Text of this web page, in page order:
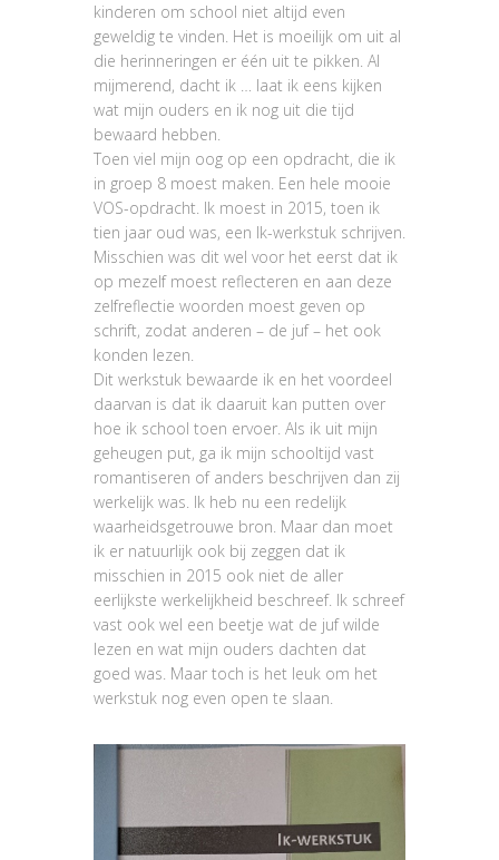
kinderen om school niet altijd even
geweldig te vinden. Het is moeilijk om uit al
die herinneringen er één uit te pikken. Al
mijmerend, dacht ik … laat ik eens kijken
wat mijn ouders en ik nog uit die tijd
bewaard hebben.
Toen viel mijn oog op een opdracht, die ik
in groep 8 moest maken. Een hele mooie
VOS-opdracht. Ik moest in 2015, toen ik
tien jaar oud was, een Ik-werkstuk schrijven.
Misschien was dit wel voor het eerst dat ik
op mezelf moest reflecteren en aan deze
zelfreflectie woorden moest geven op
schrift, zodat anderen – de juf – het ook
konden lezen.
Dit werkstuk bewaarde ik en het voordeel
daarvan is dat ik daaruit kan putten over
hoe ik school toen ervoer. Als ik uit mijn
geheugen put, ga ik mijn schooltijd vast
romantiseren of anders beschrijven dan zij
werkelijk was. Ik heb nu een redelijk
waarheidsgetrouwe bron. Maar dan moet
ik er natuurlijk ook bij zeggen dat ik
misschien in 2015 ook niet de aller
eerlijkste werkelijkheid beschreef. Ik schreef
vast ook wel een beetje wat de juf wilde
lezen en wat mijn ouders dachten dat
goed was. Maar toch is het leuk om het
werkstuk nog even open te slaan.